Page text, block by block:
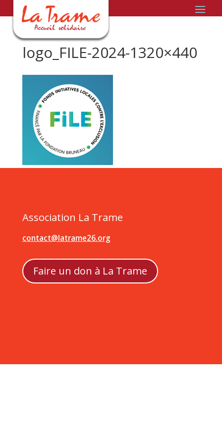
logo_FILE-2024-1320×440
Association La Trame
contact@latrame26.org
Faire un don à La Trame